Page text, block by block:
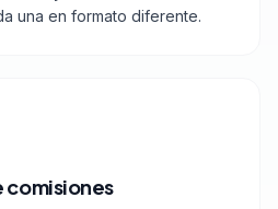
una en formato diferente.
comisiones